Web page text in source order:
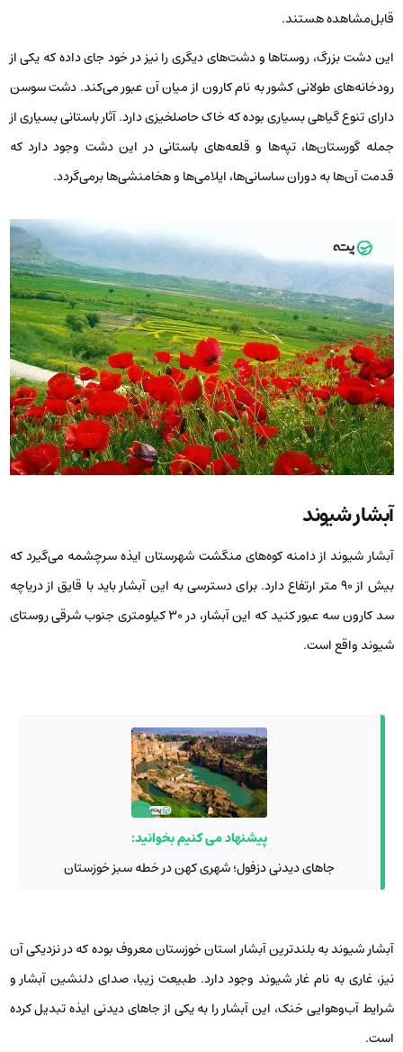
قابل‌مشاهده هستند.
این دشت بزرگ، روستاها و دشت‌های دیگری را نیز در خود جای داده که یکی از
رودخانه‌های طولانی کشور به نام کارون از میان آن عبور می‌کند. دشت سوسن
دارای تنوع گیاهی بسیاری بوده که خاک حاصلخیزی دارد. آثار باستانی بسیاری از
جمله گورستان‌ها، تپه‌ها و قلعه‌های باستانی در این دشت وجود دارد که
قدمت آن‌ها به دوران ساسانی‌ها، ایلامی‌ها و هخامنشی‌ها برمی‌گردد.
آبشار شیوند
آبشار شیوند از دامنه کوه‌های منگشت شهرستان ایذه سرچشمه می‌گیرد که
بیش از 90 متر ارتفاع دارد. برای دسترسی به این آبشار باید با قایق از دریاچه
سد کارون سه عبور کنید که این آبشار، در 30 کیلومتری جنوب شرقی روستای
شیوند واقع است.
پیشنهاد می کنیم بخوانید:
جاهای دیدنی دزفول؛ شهری کهن در خطه سبز خوزستان
آبشار شیوند به بلندترین آبشار استان خوزستان معروف بوده که در نزدیکی آن
نیز، غاری به نام غار شیوند وجود دارد. طبیعت زیبا، صدای دلنشین آبشار و
شرایط آب‌وهوایی خنک، این آبشار را به یکی از جاهای دیدنی ایذه تبدیل کرده
است.